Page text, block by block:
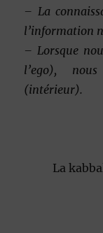
– La
l’information
– Lorsque
l’ego),
(intérieur).
La